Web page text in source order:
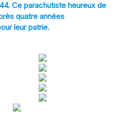
Ce parachutiste heureux de
quatre années
leur patrie.